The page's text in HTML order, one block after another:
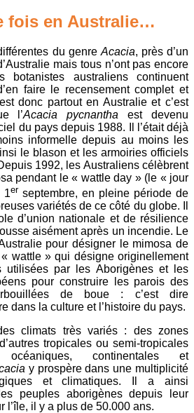
fois en Australie…
du genre Acacia, près d’un
mais tous n’ont pas encore
australiens continuent
faire le recensement complet et
donc partout en Australie et c’est
l’Acacia pycnantha est devenu
du pays depuis 1988. Il l’était déjà
informelle depuis au moins les
le blason et les armoiries officiels
1992, les Australiens célèbrent
pendant le « wattle day » (le « jour
1er septembre, en pleine période de
variétés de ce côté du globe. Il
d’union nationale et de résilience
aisément après un incendie. Le
pour désigner le mimosa de
wattle » qui désigne originellement
utilisées par les Aborigènes et les
pour construire les parois des
de boue : c’est dire
dans la culture et l’histoire du pays.
climats très variés : des zones
tropicales ou semi-tropicales
continentales et
y prospère dans une multiplicité
et climatiques. Il a ainsi
peuples aborigènes depuis leur
l’île, il y a plus de 50.000 ans.